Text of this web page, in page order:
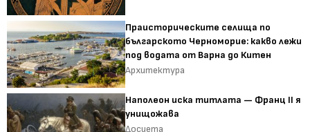
Праисторическите селища по
българското Черноморие: какво лежи
под водата от Варна до Китен
Архитектура
Наполеон иска титлата — Франц II я
унищожава
Досиета